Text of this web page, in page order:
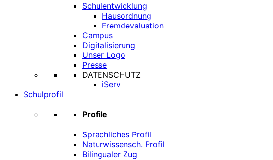
Schulentwicklung
Hausordnung
Fremdevaluation
Campus
Digitalisierung
Unser Logo
Presse
DATENSCHUTZ
iServ
Schulprofil
Profile
Sprachliches Profil
Naturwissensch. Profil
Bilingualer Zug